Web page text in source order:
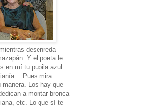
desenreda
Y el poeta le
en mí tu pupila azul.
Pues mira
manera. Los hay que
a montar bronca
etc. Lo que sí te